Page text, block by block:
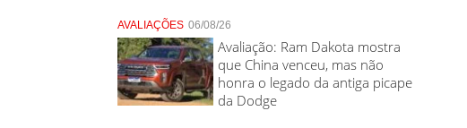
AVALIAÇÕES 06/08/26
Avaliação: Ram Dakota mostra
que China venceu, mas não
honra o legado da antiga picape
da Dodge